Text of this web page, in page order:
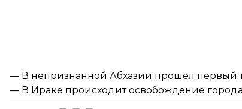
— В непризнанной Абхазии прошел первый
— В Ираке происходит освобождение